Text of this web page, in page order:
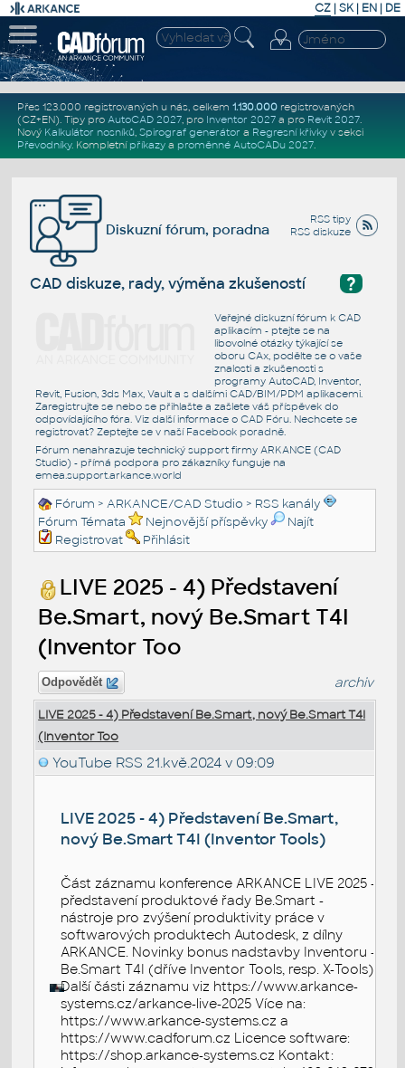
CZ | SK| EN | DE
Přes 123.000 registrovaných u nás, celkem 1.130.000registrovaných
(CZ+EN). Tipy pro AutoCAD 2027, pro Inventor 2027a pro Revit 2027.
Nový Kalkulátor nosníků, Spirograf generátor a Regresní křivkyv sekci
Převodníky. Kompletní příkazya proměnné AutoCADu 2027.
RSS tipy
RSS diskuze
Diskuzní fórum, poradna
?
CAD diskuze, rady, výměna zkušeností
Veřejné diskuzní fórum k CAD
aplikacím - ptejte se na
libovolné otázky týkající se
oboru CAx, podělte se o vaše
znalosti a zkušenosti s
programy AutoCAD, Inventor,
Revit, Fusion, 3ds Max, Vault a s dalšími CAD/BIM/PDM aplikacemi.
Zaregistrujte se nebo se přihlašte a zašlete váš příspěvek do
odpovídajícího fóra. Viz další informace o CAD Fóru. Nechcete se
registrovat? Zeptejte se v naší Facebook poradně.
Fórum nenahrazuje technický support firmy ARKANCE (CAD
Studio) - přímá podpora pro zákazníky funguje na
emea.support.arkance.world
Fórum >ARKANCE/CAD Studio > RSS kanály
Fórum Témata
Nejnovější příspěvky
Najít
Registrovat
Přihlásit
LIVE 2025 - 4) Představení
Be.Smart, nový Be.Smart T4I
(Inventor Too
Odpovědět archiv
LIVE 2025 - 4) Představení Be.Smart, nový Be.Smart T4I
(Inventor Too
YouTube RSS 21.kvě.2024 v 09:09
LIVE 2025 - 4) Představení Be.Smart,
nový Be.Smart T4I (Inventor Tools)
Část záznamu konference ARKANCE LIVE 2025 -
představení produktové řady Be.Smart -
nástroje pro zvýšení produktivity práce v
softwarových produktech Autodesk, z dílny
ARKANCE. Novinky bonus nadstavby Inventoru -
Be.Smart T4I (dříve Inventor Tools, resp. X-Tools).
Další části záznamu viz https://www.arkance-
systems.cz/arkance-live-2025 Více na:
https://www.arkance-systems.cz a
https://www.cadforum.cz Licence software:
https://shop.arkance-systems.cz Kontakt: